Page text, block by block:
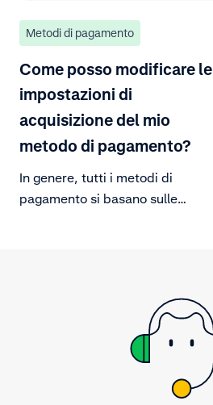
Metodi di pagamento
Come posso modificare le
impostazioni di
acquisizione del mio
metodo di pagamento?
In genere, tutti i metodi di
pagamento si basano sulle
informazioni sono disponibili qui.